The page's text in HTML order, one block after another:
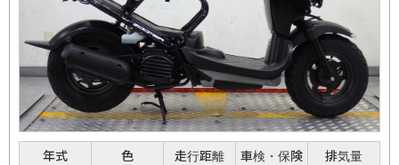
年式 色 走行距離 車検・保険
排気量